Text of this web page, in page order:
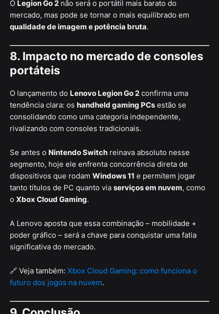
O Legion Go 2 não será o portátil mais barato do
mercado, mas pode se tornar o mais equilibrado em
qualidade de imagem e potência bruta.
8. Impacto no mercado de consoles
portáteis
O lançamento do Lenovo Legion Go 2 confirma uma
tendência clara: os handheld gaming PCs estão se
consolidando como uma categoria independente,
rivalizando com consoles tradicionais.
Se antes o Nintendo Switch reinava absoluto nesse
segmento, hoje ele enfrenta concorrência direta de
dispositivos que rodam Windows 11 e permitem jogar
tanto títulos de PC quanto via serviços em nuvem, como
o Xbox Cloud Gaming.
A Lenovo aposta que essa combinação – mobilidade +
poder gráfico – será a chave para conquistar uma fatia
significativa do mercado.
🔗 Veja também: Xbox Cloud Gaming: como funciona o
futuro dos jogos na nuvem.